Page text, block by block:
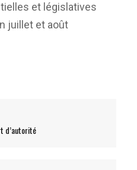
et législatives
juillet et août
d’autorité